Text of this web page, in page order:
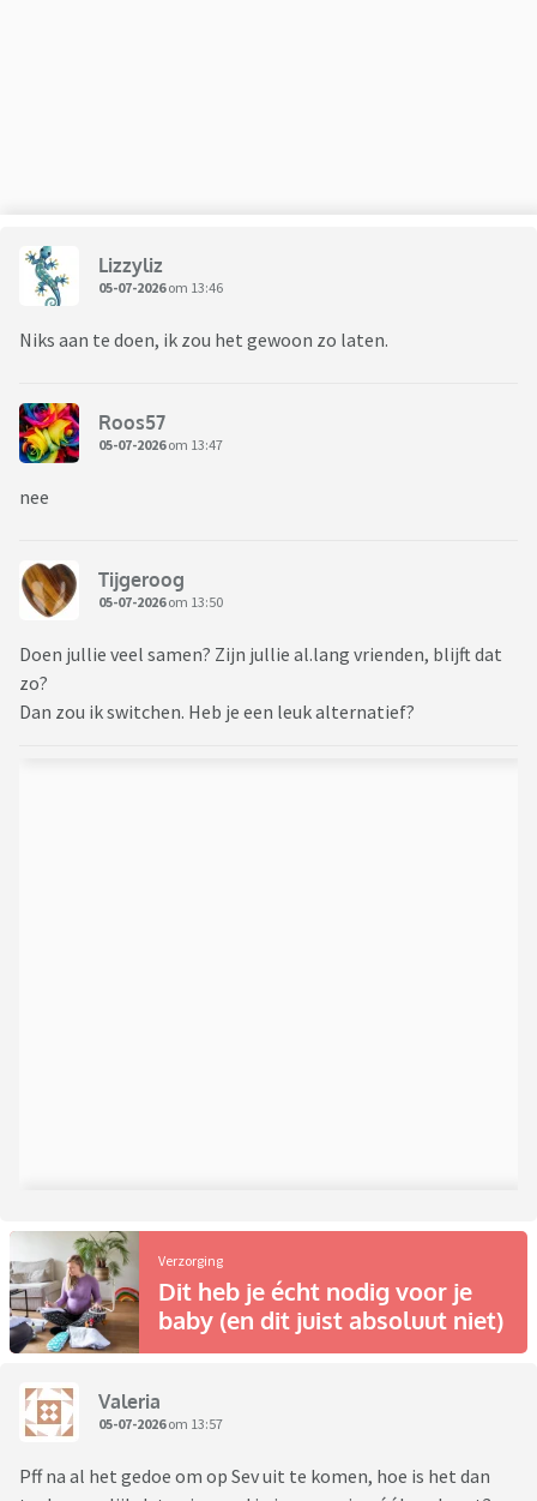
Lizzyliz
05-07-2026om 13:46
Niks aan te doen, ik zou het gewoon zo laten.
Roos57
05-07-2026om 13:47
nee
Tijgeroog
05-07-2026om 13:50
Doen jullie veel samen? Zijn jullie al.lang vrienden, blijft dat
zo?
Dan zou ik switchen. Heb je een leuk alternatief?
Verzorging
Dit heb je écht nodig voor je
baby (en dit juist absoluut niet)
Valeria
05-07-2026om 13:57
Pff na al het gedoe om op Sev uit te komen, hoe is het dan